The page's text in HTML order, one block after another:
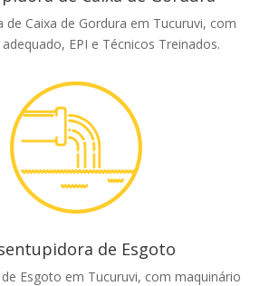
de Caixa de Gordura em Tucuruvi, com
EPI e Técnicos Treinados.
de Esgoto
Esgoto em Tucuruvi, com maquinário